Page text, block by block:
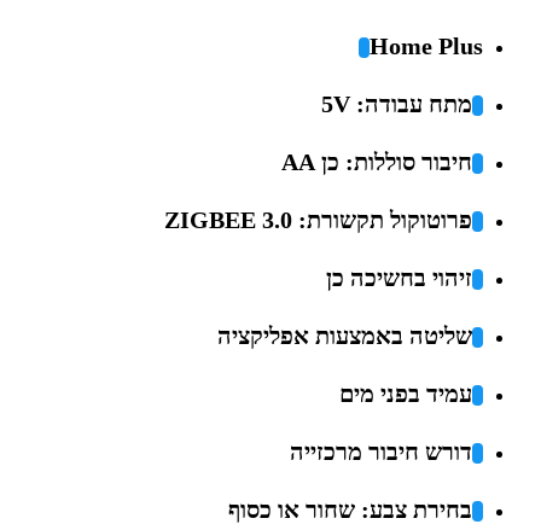
Home Plus
מתח עבודה: 5V
חיבור סוללות: כן AA
פרוטוקול תקשורת: ZIGBEE 3.0
זיהוי בחשיכה כן
שליטה באמצעות אפליקציה
עמיד בפני מים
דורש חיבור מרכזייה
בחירת צבע: שחור או כסוף